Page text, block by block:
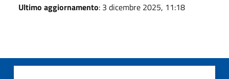
Ultimo aggiornamento: 3 dicembre 2025, 11:18